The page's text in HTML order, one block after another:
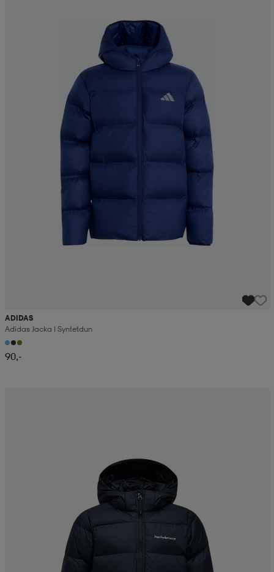
ADIDAS
Adidas Jacka I Syntetdun
90,-